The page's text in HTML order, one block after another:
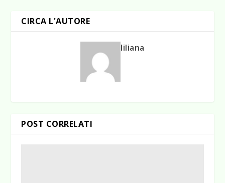
CIRCA L'AUTORE
liliana
POST CORRELATI